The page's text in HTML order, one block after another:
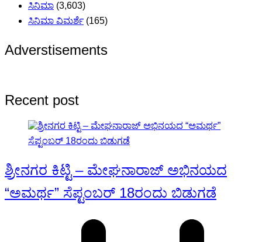
ಸಿನಿಮಾ (3,603)
ಸಿನಿಮಾ ವಿಮರ್ಶೆ (165)
Adverstisements
Recent post
ಶ್ರೀನಗರ ಕಿಟ್ಟಿ – ಮೇಘನಾರಾಜ್ ಅಭಿನಯದ
“ಅಮರ್ಥ” ಸೆಪ್ಟಂಬರ್ 18ರಂದು ಬಿಡುಗಡೆ